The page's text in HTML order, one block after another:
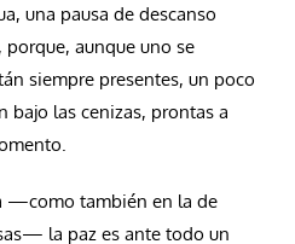
una pausa de descanso
aunque uno se
siempre presentes, un poco
bajo las cenizas, prontas a
—como también en la de
la paz es ante todo un